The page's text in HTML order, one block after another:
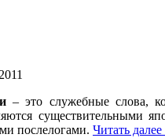
– это служебные слова,
существительными
послелогами. Читать далее